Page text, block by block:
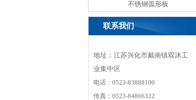
不锈钢弧形板
联系我们
地址：江苏兴化市戴南镇双沐工
业集中区
电话：0523-83888100
传真：0523-84866322